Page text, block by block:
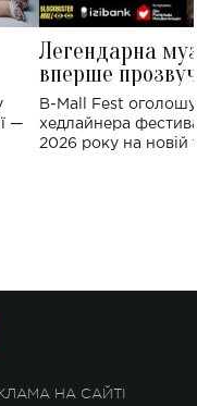
—
Легендарна
вперше
Україні: де
B-Mall Fest
хедлайнера
2026 року на новій
НА САЙТІ